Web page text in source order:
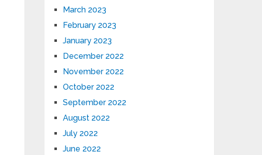
March 2023
February 2023
January 2023
December 2022
November 2022
October 2022
September 2022
August 2022
July 2022
June 2022